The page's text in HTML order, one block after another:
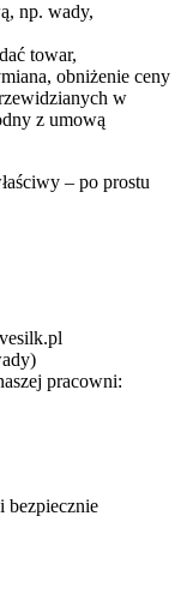
np. wady,
towar,
obniżenie ceny
w
z umową
– po prostu
pracowni:
bezpiecznie